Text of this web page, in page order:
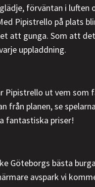
förväntan i luften
Pipistrello på plats
att gunga. Som att
uppladdning.
Pipistrello ut vem som
från planen, se
fantastiska priser!
Göteborgs bästa
avspark vi